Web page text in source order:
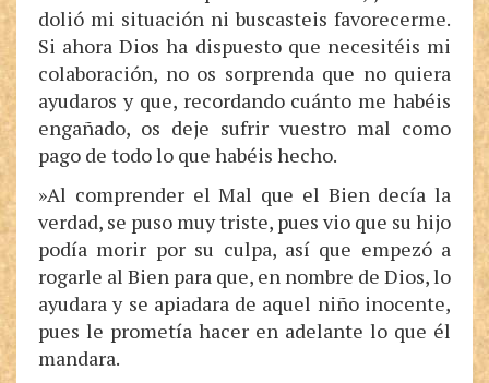
dolió mi situación ni buscasteis favorecerme.
Si ahora Dios ha dispuesto que necesitéis mi
colaboración, no os sorprenda que no quiera
ayudaros y que, recordando cuánto me habéis
engañado, os deje sufrir vuestro mal como
pago de todo lo que habéis hecho.
»Al comprender el Mal que el Bien decía la
verdad, se puso muy triste, pues vio que su hijo
podía morir por su culpa, así que empezó a
rogarle al Bien para que, en nombre de Dios, lo
ayudara y se apiadara de aquel niño inocente,
pues le prometía hacer en adelante lo que él
mandara.